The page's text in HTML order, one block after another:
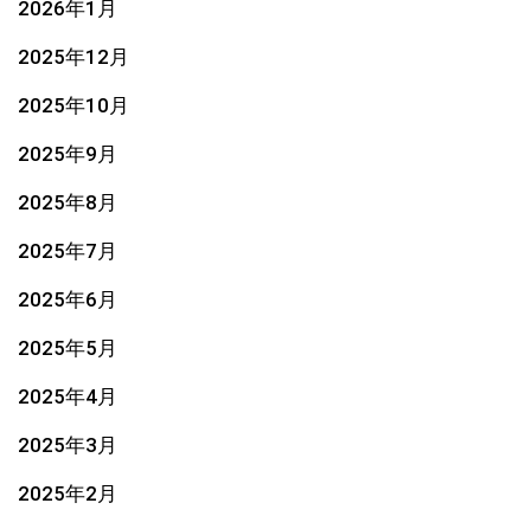
2026年1月
2025年12月
2025年10月
2025年9月
2025年8月
2025年7月
2025年6月
2025年5月
2025年4月
2025年3月
2025年2月